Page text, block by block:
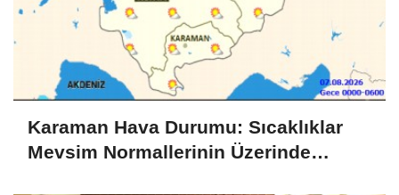
Karaman Hava Durumu: Sıcaklıklar
Mevsim Normallerinin Üzerinde